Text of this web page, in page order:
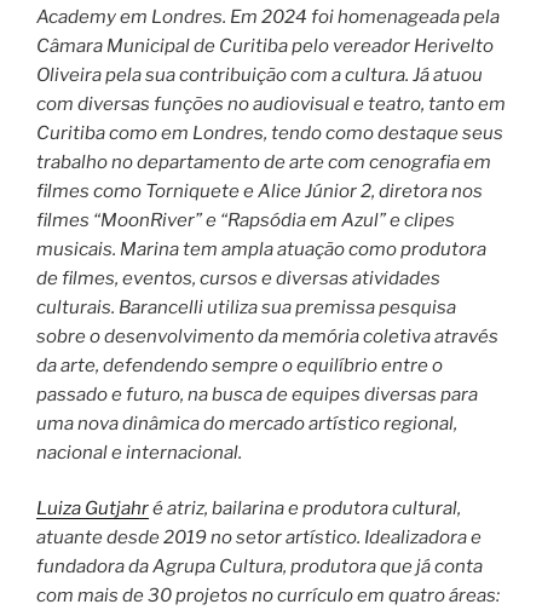
Academy em Londres. Em 2024 foi homenageada pela
Câmara Municipal de Curitiba pelo vereador Herivelto
Oliveira pela sua contribuição com a cultura. Já atuou
com diversas funções no audiovisual e teatro, tanto em
Curitiba como em Londres, tendo como destaque seus
trabalho no departamento de arte com cenografia em
filmes como Torniquete e Alice Júnior 2, diretora nos
filmes “MoonRiver” e “Rapsódia em Azul” e clipes
musicais. Marina tem ampla atuação como produtora
de filmes, eventos, cursos e diversas atividades
culturais. Barancelli utiliza sua premissa pesquisa
sobre o desenvolvimento da memória coletiva através
da arte, defendendo sempre o equilíbrio entre o
passado e futuro, na busca de equipes diversas para
uma nova dinâmica do mercado artístico regional,
nacional e internacional.
Luiza Gutjahré atriz, bailarina e produtora cultural,
atuante desde 2019 no setor artístico. Idealizadora e
fundadora da Agrupa Cultura, produtora que já conta
com mais de 30 projetos no currículo em quatro áreas: